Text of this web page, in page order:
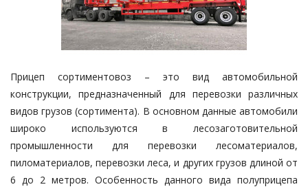
Объявления
Контакты
Город: Колумбус
Прицеп сортиментовоз – это вид автомобильной
конструкции, предназначенный для перевозки различных
видов грузов (сортимента). В основном данные автомобили
широко используются в лесозаготовительной
промышленности для перевозки лесоматериалов,
пиломатериалов, перевозки леса, и других грузов длиной от
6 до 2 метров. Особенность данного вида полуприцепа